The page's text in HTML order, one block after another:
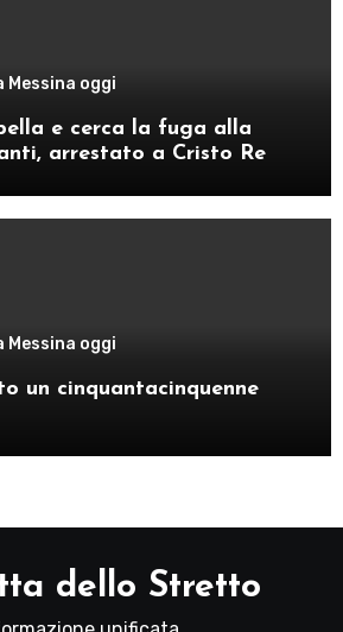
Messina oggi
e cerca la fuga alla
arrestato a Cristo Re
Messina oggi
un cinquantacinquenne
dello Stretto